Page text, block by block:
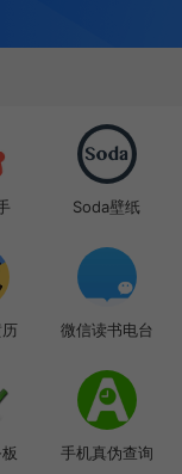
Soda壁纸
微信读书电台
手机真伪查询